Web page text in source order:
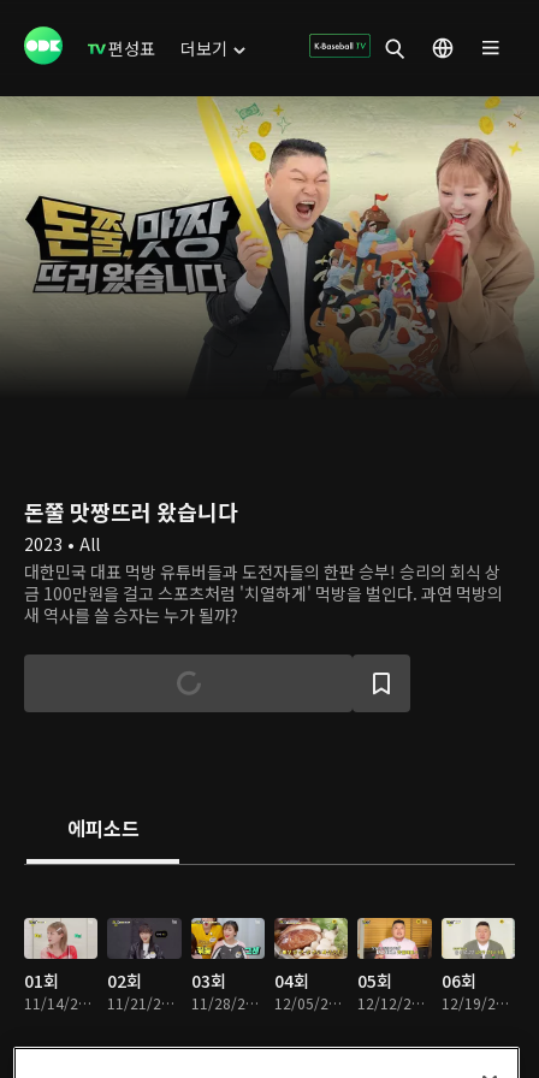
편성표 더보기
돈쭐 맛짱뜨러 왔습니다
2023 • All
대한민국 대표 먹방 유튜버들과 도전자들의 한판 승부! 승리의 회식 상
금 100만원을 걸고 스포츠처럼 '치열하게' 먹방을 벌인다. 과연 먹방의
새 역사를 쓸 승자는 누가 될까?
에피소드
01회
11/14/2023 • 1시간 1분
02회
11/21/2023 • 1시간 1분
03회
11/28/2023 • 1시간 1분
04회
12/05/2023 • 1시간 3분
05회
12/12/2023 • 1시간
06회
12/19/2023 • 1시간 3분